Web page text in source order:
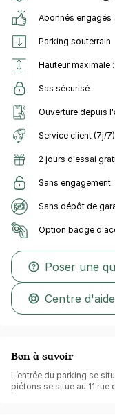
Abonnés engagés
Parking souterrain
Hauteur maximale :
Sas sécurisé
Ouverture depuis
Service client (7j/7)
2 jours d'essai
Sans engagement
Sans dépôt de
Option badge
Poser une
Centre d'aide
Bon à savoir
L’entrée du parking se
piétons se situe au 11 rue